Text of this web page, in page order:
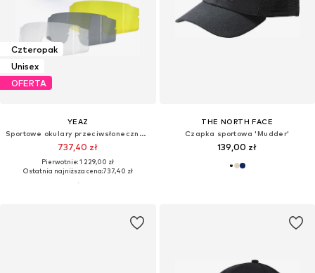
Czteropak
Unisex
OFERTA
YEAZ
Sportowe okulary przeciwsłoneczne 'Sunthrill'
737,40 zł
Pierwotnie: 1 229,00 zł
Ostatnia najniższa cena:737,40 zł
THE NORTH FACE
Czapka sportowa 'Mudder'
139,00 zł